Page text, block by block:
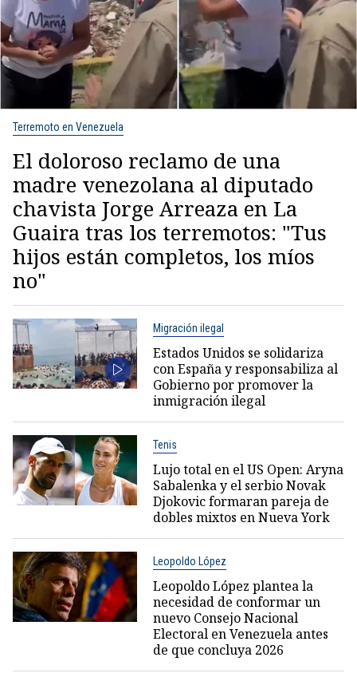
Terremoto en Venezuela
El doloroso reclamo de una
madre venezolana al diputado
chavista Jorge Arreaza en La
Guaira tras los terremotos: "Tus
hijos están completos, los míos
no"
Migración ilegal
Estados Unidos se solidariza
con España y responsabiliza al
Gobierno por promover la
inmigración ilegal
Tenis
Lujo total en el US Open: Aryna
Sabalenka y el serbio Novak
Djokovic formaran pareja de
dobles mixtos en Nueva York
Leopoldo López
Leopoldo López plantea la
necesidad de conformar un
nuevo Consejo Nacional
Electoral en Venezuela antes
de que concluya 2026